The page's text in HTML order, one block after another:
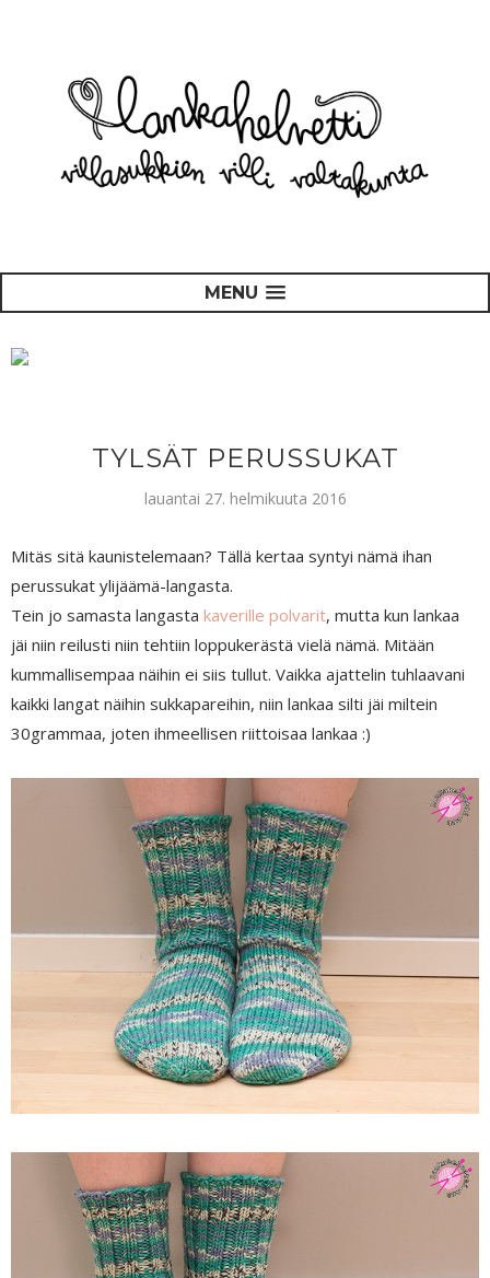
MENU
TYLSÄT PERUSSUKAT
lauantai 27. helmikuuta 2016
Mitäs sitä kaunistelemaan? Tällä kertaa syntyi nämä ihan
perussukat ylijäämä-langasta.
Tein jo samasta langasta kaverille polvarit, mutta kun lankaa
jäi niin reilusti niin tehtiin loppukerästä vielä nämä. Mitään
kummallisempaa näihin ei siis tullut. Vaikka ajattelin tuhlaavani
kaikki langat näihin sukkapareihin, niin lankaa silti jäi miltein
30grammaa, joten ihmeellisen riittoisaa lankaa :)